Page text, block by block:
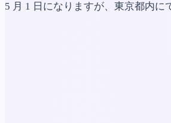
5 月 1 日になりますが、東京都内